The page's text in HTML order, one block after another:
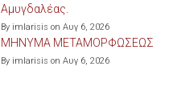
Αμυγδαλέας.
By imlarisis on Αυγ 6, 2026
ΜΗΝΥΜΑ ΜΕΤΑΜΟΡΦΩΣΕΩΣ
By imlarisis on Αυγ 6, 2026